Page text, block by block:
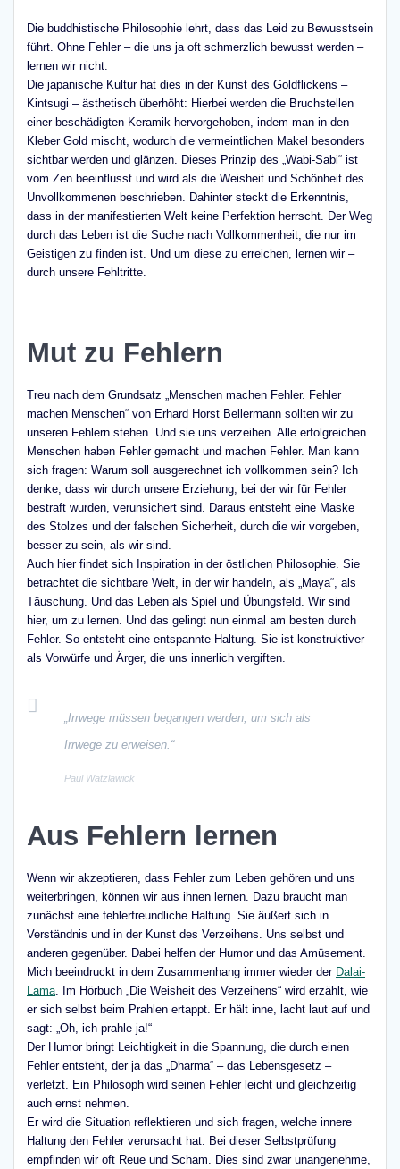
Die buddhistische Philosophie lehrt, dass das Leid zu Bewusstsein
führt. Ohne Fehler – die uns ja oft schmerzlich bewusst werden –
lernen wir nicht.
Die japanische Kultur hat dies in der Kunst des Goldflickens –
Kintsugi – ästhetisch überhöht: Hierbei werden die Bruchstellen
einer beschädigten Keramik hervorgehoben, indem man in den
Kleber Gold mischt, wodurch die vermeintlichen Makel besonders
sichtbar werden und glänzen. Dieses Prinzip des „Wabi-Sabi“ ist
vom Zen beeinflusst und wird als die Weisheit und Schönheit des
Unvollkommenen beschrieben. Dahinter steckt die Erkenntnis,
dass in der manifestierten Welt keine Perfektion herrscht. Der Weg
durch das Leben ist die Suche nach Vollkommenheit, die nur im
Geistigen zu finden ist. Und um diese zu erreichen, lernen wir –
durch unsere Fehltritte.
Mut zu Fehlern
Treu nach dem Grundsatz „Menschen machen Fehler. Fehler
machen Menschen“ von Erhard Horst Bellermann sollten wir zu
unseren Fehlern stehen. Und sie uns verzeihen. Alle erfolgreichen
Menschen haben Fehler gemacht und machen Fehler. Man kann
sich fragen: Warum soll ausgerechnet ich vollkommen sein? Ich
denke, dass wir durch unsere Erziehung, bei der wir für Fehler
bestraft wurden, verunsichert sind. Daraus entsteht eine Maske
des Stolzes und der falschen Sicherheit, durch die wir vorgeben,
besser zu sein, als wir sind.
Auch hier findet sich Inspiration in der östlichen Philosophie. Sie
betrachtet die sichtbare Welt, in der wir handeln, als „Maya“, als
Täuschung. Und das Leben als Spiel und Übungsfeld. Wir sind
hier, um zu lernen. Und das gelingt nun einmal am besten durch
Fehler. So entsteht eine entspannte Haltung. Sie ist konstruktiver
als Vorwürfe und Ärger, die uns innerlich vergiften.
„Irrwege müssen begangen werden, um sich als
Irrwege zu erweisen.“
Paul Watzlawick
Aus Fehlern lernen
Wenn wir akzeptieren, dass Fehler zum Leben gehören und uns
weiterbringen, können wir aus ihnen lernen. Dazu braucht man
zunächst eine fehlerfreundliche Haltung. Sie äußert sich in
Verständnis und in der Kunst des Verzeihens. Uns selbst und
anderen gegenüber. Dabei helfen der Humor und das Amüsement.
Mich beeindruckt in dem Zusammenhang immer wieder der Dalai-
Lama. Im Hörbuch „Die Weisheit des Verzeihens“ wird erzählt, wie
er sich selbst beim Prahlen ertappt. Er hält inne, lacht laut auf und
sagt: „Oh, ich prahle ja!“
Der Humor bringt Leichtigkeit in die Spannung, die durch einen
Fehler entsteht, der ja das „Dharma“ – das Lebensgesetz –
verletzt. Ein Philosoph wird seinen Fehler leicht und gleichzeitig
auch ernst nehmen.
Er wird die Situation reflektieren und sich fragen, welche innere
Haltung den Fehler verursacht hat. Bei dieser Selbstprüfung
empfinden wir oft Reue und Scham. Dies sind zwar unangenehme,